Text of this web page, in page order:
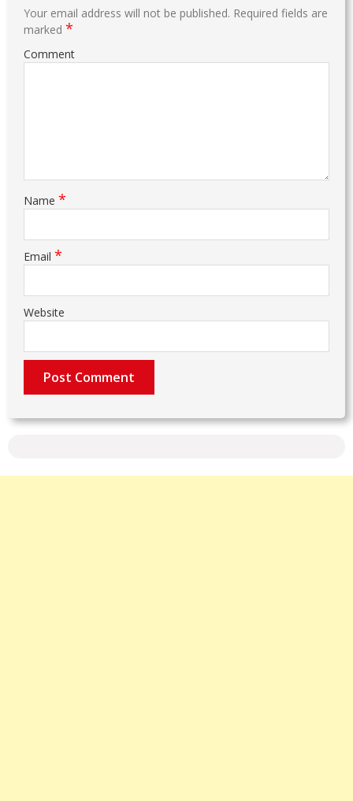
Your email address will not be published. Required fields are
marked *
Comment
Name *
Email *
Website